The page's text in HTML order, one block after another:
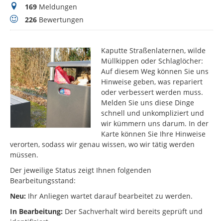
Meldungen
169 Meldungen
Bewertungen
226 Bewertungen
Kaputte Straßenlaternen, wilde
Müllkippen oder Schlaglöcher:
Auf diesem Weg können Sie uns
Hinweise geben, was repariert
oder verbessert werden muss.
Melden Sie uns diese Dinge
schnell und unkompliziert und
wir kümmern uns darum. In der
Karte können Sie Ihre Hinweise
verorten, sodass wir genau wissen, wo wir tätig werden
müssen.
Der jeweilige Status zeigt Ihnen folgenden
Bearbeitungsstand:
Neu: Ihr Anliegen wartet darauf bearbeitet zu werden.
In Bearbeitung: Der Sachverhalt wird bereits geprüft und